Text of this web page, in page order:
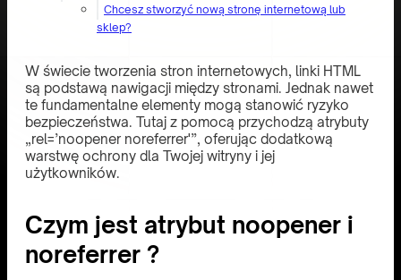
Chcesz stworzyć nową stronę internetową lub
sklep?
W świecie tworzenia stron internetowych, linki HTML
są podstawą nawigacji między stronami. Jednak nawet
te fundamentalne elementy mogą stanowić ryzyko
bezpieczeństwa. Tutaj z pomocą przychodzą atrybuty
„rel=’noopener noreferrer'”, oferując dodatkową
warstwę ochrony dla Twojej witryny i jej
użytkowników.
Czym jest atrybut noopener i
noreferrer ?